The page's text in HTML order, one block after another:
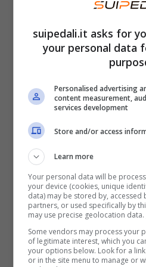
Ultimi test per la nuova Range
Land Rover
Il modello, rispetto alle
presenta differenze
differenza sta però nel
suipedali.it asks for
your personal data
Personalised advertising
content measurement,
services development
Store and/or access
Learn more
Your personal data will be
your device (cookies, unique
data) may be stored by, accessed
partners, or used specifically by
may use precise geolocation data.
Some vendors may process your
of legitimate interest, which you
your options below. Look for a
or in the site menu to manage or